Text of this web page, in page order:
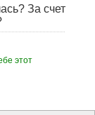
За счет
этот